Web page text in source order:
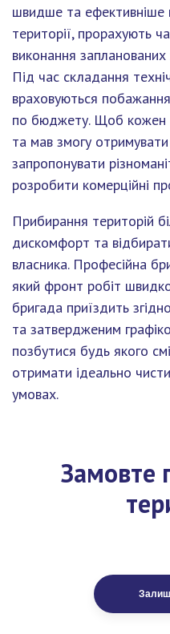
швидше та ефективніше
території, прорахують
виконання запланованих
Під час складання
враховуються
по бюджету. Щоб кожен
та мав змогу
запропонувати
розробити комерційні
Прибирання територій
дискомфорт та
власника. Професійна
який фронт робіт
бригада приїздить
та затвердженим
позбутися будь якого
отримати ідеально
умовах.
Замовте